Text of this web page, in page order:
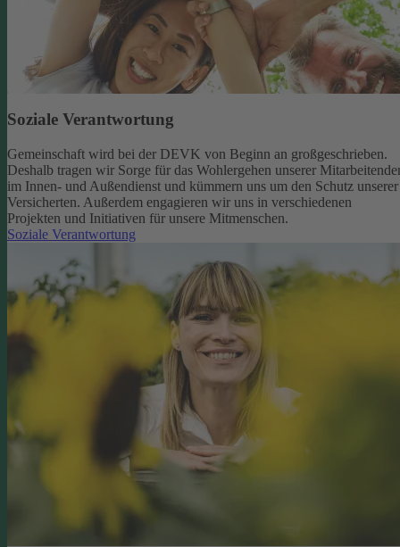
Soziale Verantwortung
Gemeinschaft wird bei der DEVK von Beginn an großgeschrieben.
Deshalb tragen wir Sorge für das Wohlergehen unserer
im Innen- und Außendienst und kümmern uns um den Schutz unserer
Versicherten. Außerdem engagieren wir uns in verschiedenen
Projekten und Initiativen für unsere Mitmenschen.
Soziale Verantwortung